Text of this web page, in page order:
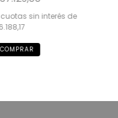
cuotas sin interés de